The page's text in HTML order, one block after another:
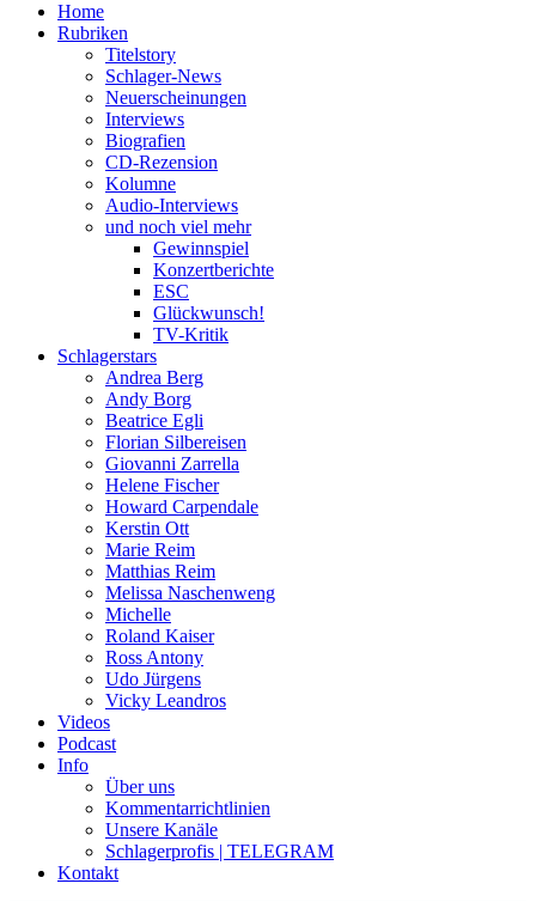
Home
Rubriken
Titelstory
Schlager-News
Neuerscheinungen
Interviews
Biografien
CD-Rezension
Kolumne
Audio-Interviews
und noch viel mehr
Gewinnspiel
Konzertberichte
ESC
Glückwunsch!
TV-Kritik
Schlagerstars
Andrea Berg
Andy Borg
Beatrice Egli
Florian Silbereisen
Giovanni Zarrella
Helene Fischer
Howard Carpendale
Kerstin Ott
Marie Reim
Matthias Reim
Melissa Naschenweng
Michelle
Roland Kaiser
Ross Antony
Udo Jürgens
Vicky Leandros
Videos
Podcast
Info
Über uns
Kommentarrichtlinien
Unsere Kanäle
Schlagerprofis | TELEGRAM
Kontakt